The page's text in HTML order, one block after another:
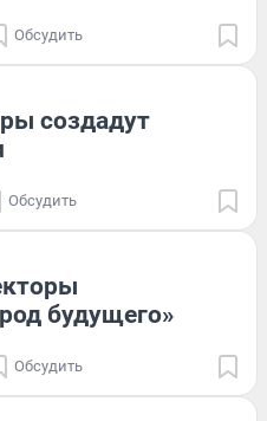
Обсудить
создадут
Обсудить
будущего»
Обсудить